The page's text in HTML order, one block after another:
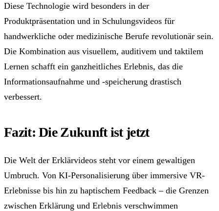
Diese Technologie wird besonders in der
Produktpräsentation und in Schulungsvideos für
handwerkliche oder medizinische Berufe revolutionär sein.
Die Kombination aus visuellem, auditivem und taktilem
Lernen schafft ein ganzheitliches Erlebnis, das die
Informationsaufnahme und -speicherung drastisch
verbessert.
Fazit: Die Zukunft ist jetzt
Die Welt der Erklärvideos steht vor einem gewaltigen
Umbruch. Von KI-Personalisierung über immersive VR-
Erlebnisse bis hin zu haptischem Feedback – die Grenzen
zwischen Erklärung und Erlebnis verschwimmen